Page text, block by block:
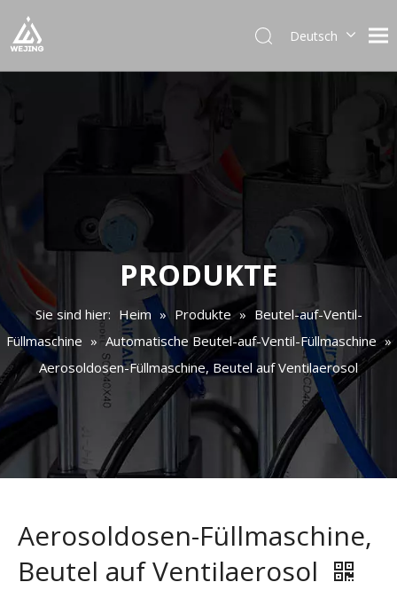
Deutsch
Pусский
Português
Italiano
日本語
한국어
PRODUKTE
Sie sind hier: Heim » Produkte » Beutel-auf-Ventil-
Füllmaschine » Automatische Beutel-auf-Ventil-Füllmaschine »
Aerosoldosen-Füllmaschine, Beutel auf Ventilaerosol
Aerosoldosen-Füllmaschine,
Beutel auf Ventilaerosol